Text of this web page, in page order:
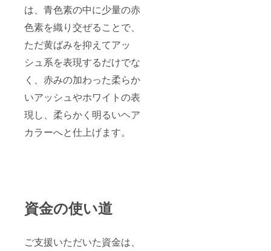
は、青色素の中に少量の赤
色素を織り交ぜることで、
ただ黄ばみを抑えてアッ
シュ系を表現するだけでな
く、赤みの加わった柔らか
いアッシュやホワイトの表
現し、柔らかく明るいヘア
カラーへと仕上げます。
資金の使い道
ご支援いただいた資金は、